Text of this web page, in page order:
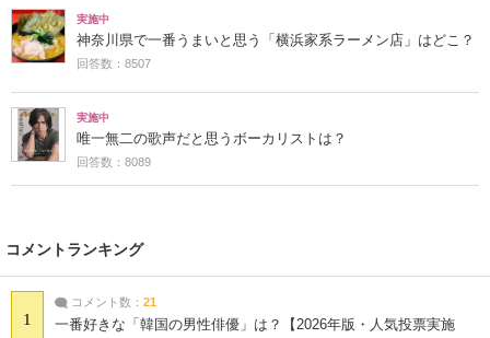
実施中
神奈川県で一番うまいと思う「横浜家系ラーメン店」はどこ？
回答数：8507
実施中
唯一無二の歌声だと思うボーカリストは？
回答数：8089
コメントランキング
1
コメント数： 21
一番好きな「韓国の男性俳優」は？【2026年版・人気投票実施